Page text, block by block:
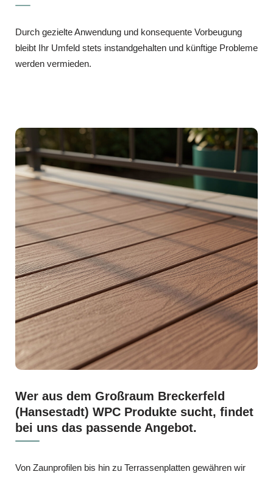
Durch gezielte Anwendung und konsequente Vorbeugung
bleibt Ihr Umfeld stets instandgehalten und künftige Probleme
werden vermieden.
Wer aus dem Großraum Breckerfeld
(Hansestadt) WPC Produkte sucht, findet
bei uns das passende Angebot.
Von Zaunprofilen bis hin zu Terrassenplatten gewähren wir